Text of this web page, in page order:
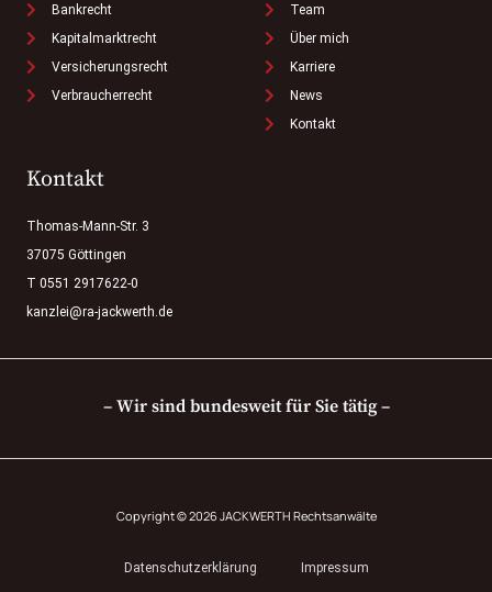
Bankrecht
Kapitalmarktrecht
Versicherungsrecht
Verbraucherrecht
Team
Über mich
Karriere
News
Kontakt
Kontakt
Thomas-Mann-Str. 3
37075 Göttingen
T 0551 2917622-0
kanzlei@ra-jackwerth.de
– Wir sind bundesweit für Sie tätig –
Copyright © 2026 JACKWERTH Rechtsanwälte
Datenschutzerklärung Impressum